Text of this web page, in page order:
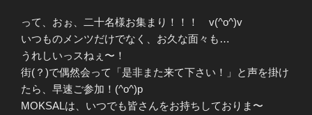
って、おぉ、二十名様お集まり！！！ v(^o^)v
いつものメンツだけでなく、お久な面々も…
うれしいっスねぇ〜！
街(？)で偶然会って「是非また来て下さい！」と声を掛け
たら、早速ご参加！(^o^)p
MOKSALは、いつでも皆さんをお持ちしておりま〜